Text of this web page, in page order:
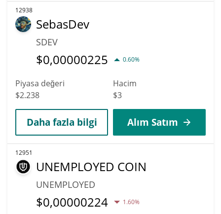
12938
SebasDev
SDEV
$0,00000225 0.60%
Piyasa değeri
$2.238
Hacim
$3
Daha fazla bilgi Alım Satım
12951
UNEMPLOYED COIN
UNEMPLOYED
$0,00000224 1.60%